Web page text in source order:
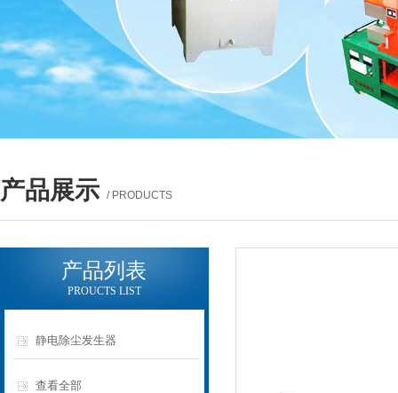
产品展示 / PRODUCTS
产品列表
PROUCTS LIST
静电除尘发生器
查看全部